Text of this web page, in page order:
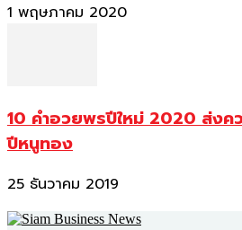
1 พฤษภาคม 2020
10 คำอวยพรปีใหม่ 2020 ส่ง
ปีหนูทอง
25 ธันวาคม 2019